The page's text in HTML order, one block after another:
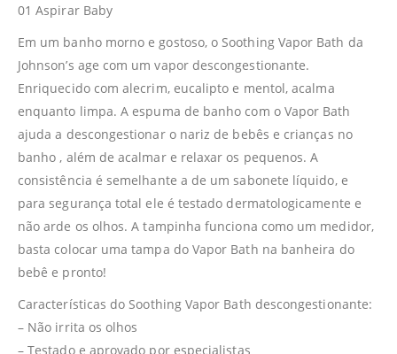
01 Aspirar Baby
Em um banho morno e gostoso, o Soothing Vapor Bath da
Johnson’s age com um vapor descongestionante.
Enriquecido com alecrim, eucalipto e mentol, acalma
enquanto limpa. A espuma de banho com o Vapor Bath
ajuda a descongestionar o nariz de bebês e crianças no
banho , além de acalmar e relaxar os pequenos. A
consistência é semelhante a de um sabonete líquido, e
para segurança total ele é testado dermatologicamente e
não arde os olhos. A tampinha funciona como um medidor,
basta colocar uma tampa do Vapor Bath na banheira do
bebê e pronto!
Características do Soothing Vapor Bath descongestionante:
– Não irrita os olhos
– Testado e aprovado por especialistas